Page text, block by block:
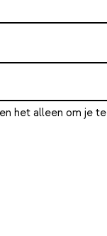
het alleen om je te